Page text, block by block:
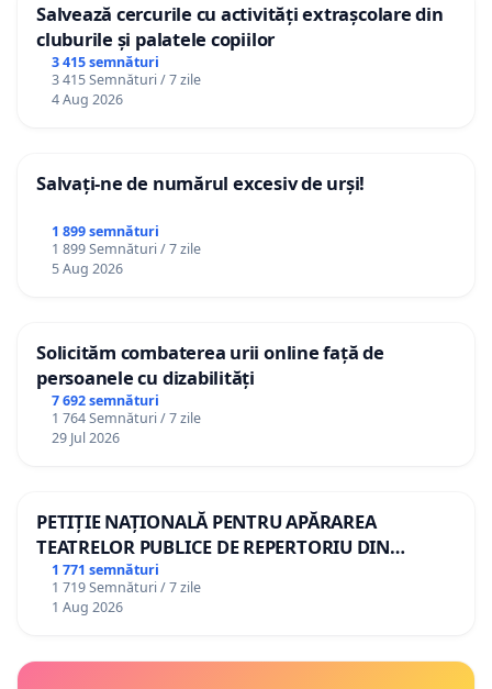
Salvează cercurile cu activități extrașcolare din
cluburile și palatele copiilor
3 415 semnături
3 415 Semnături / 7 zile
4 Aug 2026
Salvați-ne de numărul excesiv de urși!
1 899 semnături
1 899 Semnături / 7 zile
5 Aug 2026
Solicităm combaterea urii online față de
persoanele cu dizabilități
7 692 semnături
1 764 Semnături / 7 zile
29 Jul 2026
PETIȚIE NAȚIONALĂ PENTRU APĂRAREA
TEATRELOR PUBLICE DE REPERTORIU DIN
ROMÂNIA
1 771 semnături
1 719 Semnături / 7 zile
1 Aug 2026